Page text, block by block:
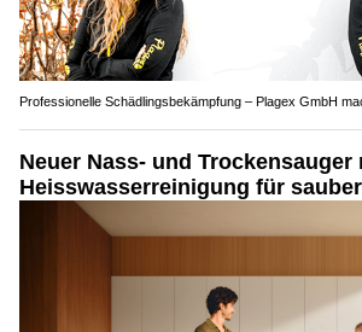
Professionelle Schädlingsbekämpfung – Plagex GmbH
Neuer Nass- und Trockensauger
Heisswasserreinigung für